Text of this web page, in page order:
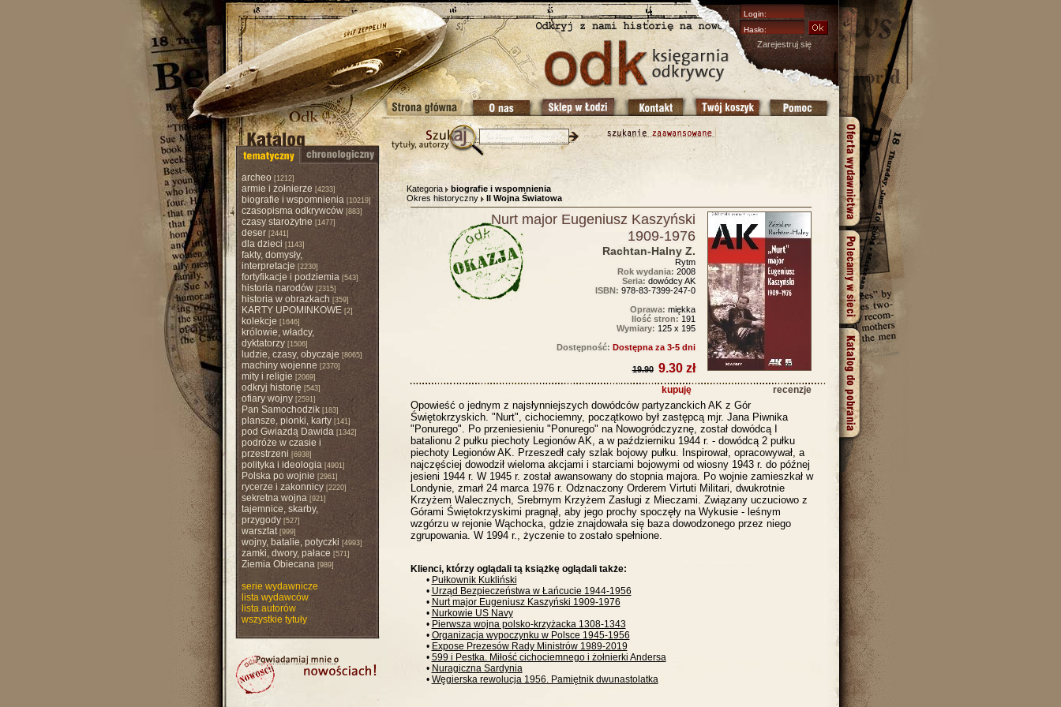
Zarejestruj się
archeo [1212]
armie i żołnierze [4233]
biografie i wspomnienia[10219]
czasopisma odkrywców[883]
czasy starożytne [1477]
deser[2441]
dla dzieci [1143]
fakty, domysły,
interpretacje [2230]
fortyfikacje i podziemia[543]
historia narodów[2315]
historia w obrazkach [359]
KARTY UPOMINKOWE[2]
kolekcje [1646]
królowie, władcy,
dyktatorzy[1506]
ludzie, czasy, obyczaje [8065]
machiny wojenne [2370]
mity i religie [2069]
odkryj historię[543]
ofiary wojny[2591]
Pan Samochodzik[183]
plansze, pionki, karty[141]
pod Gwiazdą Dawida[1342]
podróże w czasie i
przestrzeni [6938]
polityka i ideologia[4901]
Polska po wojnie [2961]
rycerze i zakonnicy[2220]
sekretna wojna[921]
tajemnice, skarby,
przygody[527]
warsztat[999]
wojny, batalie, potyczki [4993]
zamki, dwory, pałace [571]
Ziemia Obiecana[989]
serie wydawnicze
lista wydawców
lista autorów
wszystkie tytuły
Kategoria
biografie i wspomnienia
Okres historyczny
II Wojna Światowa
Nurt major Eugeniusz Kaszyński
1909-1976
Rachtan-Halny Z.
Rytm
Rok wydania: 2008
Seria: dowódcy AK
ISBN: 978-83-7399-247-0
Oprawa: miękka
Ilość stron: 191
Wymiary: 125 x 195
Dostępność: Dostępna za 3-5 dni
19.90 9.30 zł
kupuję recenzje
Opowieść o jednym z najsłynniejszych dowódców partyzanckich AK z Gór
Świętokrzyskich. "Nurt", cichociemny, początkowo był zastępcą mjr. Jana Piwnika
"Ponurego". Po przeniesieniu "Ponurego" na Nowogródczyznę, został dowódcą I
batalionu 2 pułku piechoty Legionów AK, a w październiku 1944 r. - dowódcą 2 pułku
piechoty Legionów AK. Przeszedł cały szlak bojowy pułku. Inspirował, opracowywał, a
najczęściej dowodził wieloma akcjami i starciami bojowymi od wiosny 1943 r. do późnej
jesieni 1944 r. W 1945 r. został awansowany do stopnia majora. Po wojnie zamieszkał w
Londynie, zmarł 24 marca 1976 r. Odznaczony Orderem Virtuti Militari, dwukrotnie
Krzyżem Walecznych, Srebrnym Krzyżem Zasługi z Mieczami. Związany uczuciowo z
Górami Świętokrzyskimi pragnął, aby jego prochy spoczęły na Wykusie - leśnym
wzgórzu w rejonie Wąchocka, gdzie znajdowała się baza dowodzonego przez niego
zgrupowania. W 1994 r., życzenie to zostało spełnione.
Klienci, którzy oglądali tą książkę oglądali także:
• Pułkownik Kukliński
• Urząd Bezpieczeństwa w Łańcucie 1944-1956
• Nurt major Eugeniusz Kaszyński 1909-1976
• Nurkowie US Navy
• Pierwsza wojna polsko-krzyżacka 1308-1343
• Organizacja wypoczynku w Polsce 1945-1956
• Expose Prezesów Rady Ministrów 1989-2019
• 599 i Pestka. Miłość cichociemnego i żołnierki Andersa
• Nuragiczna Sardynia
• Węgierska rewolucja 1956. Pamiętnik dwunastolatka